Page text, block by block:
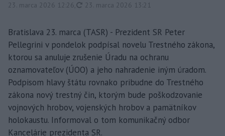
23. marca 2026 12:26
aktualizované
23. marca 2026 13:21
Bratislava 23. marca (TASR) - Prezident SR Peter
Pellegrini v pondelok podpísal novelu Trestného zákona,
ktorou sa anuluje zrušenie Úradu na ochranu
oznamovateľov (ÚOO) a jeho nahradenie iným úradom.
Podpisom hlavy štátu rovnako pribudne do Trestného
zákona nový trestný čin, ktorým bude poškodzovanie
vojnových hrobov, vojenských hrobov a pamätníkov
holokaustu. Informoval o tom komunikačný odbor
Kancelárie prezidenta SR.